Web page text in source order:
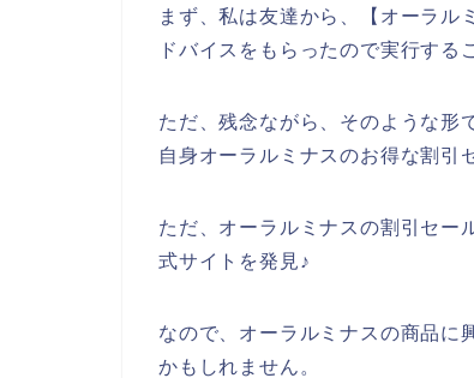
まず、私は友達から、【オーラル
ドバイスをもらったので実行する
ただ、残念ながら、そのような形
自身オーラルミナスのお得な割引
ただ、オーラルミナスの割引セー
式サイトを発見♪
なので、オーラルミナスの商品に
かもしれません。